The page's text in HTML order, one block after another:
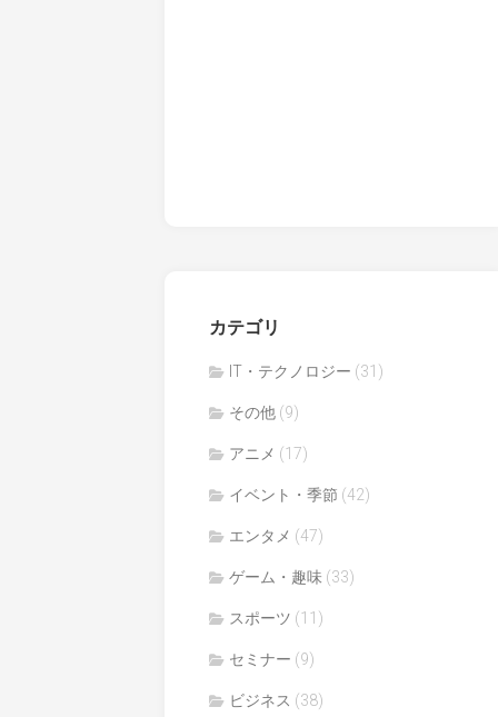
カテゴリ
IT・テクノロジー (31)
その他 (9)
アニメ (17)
イベント・季節 (42)
エンタメ (47)
ゲーム・趣味 (33)
スポーツ (11)
セミナー (9)
ビジネス (38)